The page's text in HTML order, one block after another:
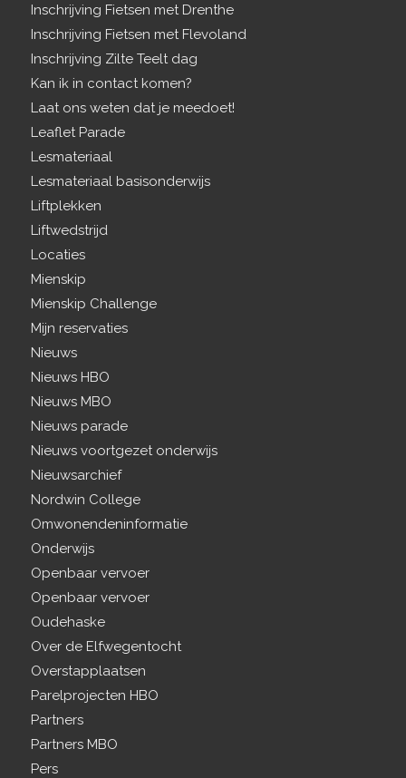
Inschrijving Fietsen met Drenthe
Inschrijving Fietsen met Flevoland
Inschrijving Zilte Teelt dag
Kan ik in contact komen?
Laat ons weten dat je meedoet!
Leaflet Parade
Lesmateriaal
Lesmateriaal basisonderwijs
Liftplekken
Liftwedstrijd
Locaties
Mienskip
Mienskip Challenge
Mijn reservaties
Nieuws
Nieuws HBO
Nieuws MBO
Nieuws parade
Nieuws voortgezet onderwijs
Nieuwsarchief
Nordwin College
Omwonendeninformatie
Onderwijs
Openbaar vervoer
Openbaar vervoer
Oudehaske
Over de Elfwegentocht
Overstapplaatsen
Parelprojecten HBO
Partners
Partners MBO
Pers